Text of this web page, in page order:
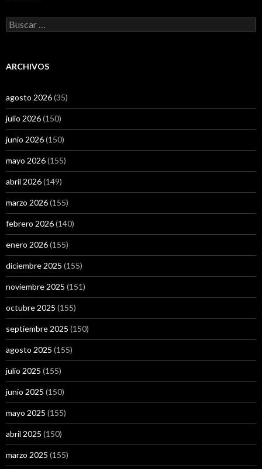
Buscar:
ARCHIVOS
agosto 2026(35)
julio 2026(150)
junio 2026(150)
mayo 2026(155)
abril 2026(149)
marzo 2026(155)
febrero 2026(140)
enero 2026(155)
diciembre 2025 (155)
noviembre 2025 (151)
octubre 2025 (155)
septiembre 2025 (150)
agosto 2025 (155)
julio 2025 (155)
junio 2025 (150)
mayo 2025 (155)
abril 2025 (150)
marzo 2025 (155)